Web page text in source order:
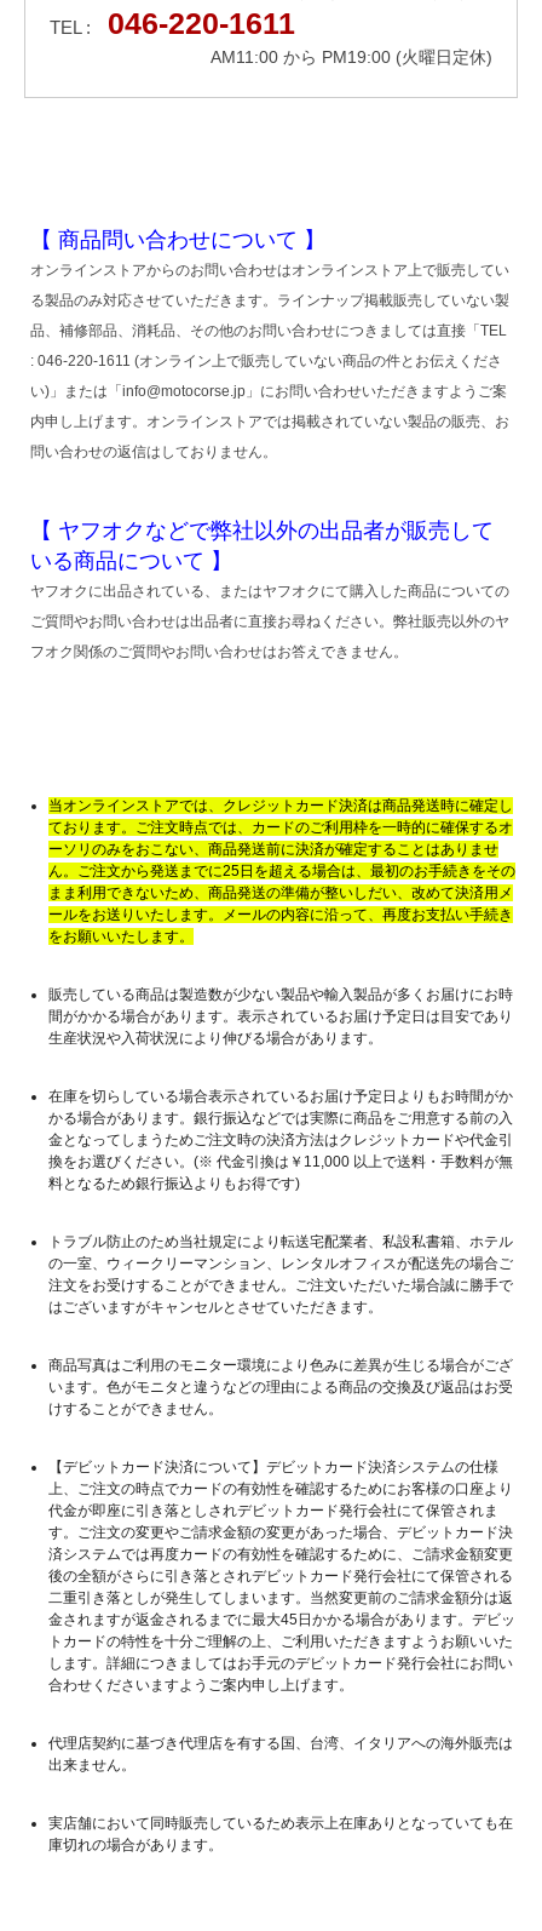
TEL : 046-220-1611
AM11:00 から PM19:00 (火曜日定休)
【 商品問い合わせについて 】
オンラインストアからのお問い合わせはオンラインストア上で販売してい
る製品のみ対応させていただきます。ラインナップ掲載販売していない製
品、補修部品、消耗品、その他のお問い合わせにつきましては直接「TEL
: 046-220-1611 (オンライン上で販売していない商品の件とお伝えくださ
い)」または「info@motocorse.jp」にお問い合わせいただきますようご案
内申し上げます。オンラインストアでは掲載されていない製品の販売、お
問い合わせの返信はしておりません。
【 ヤフオクなどで弊社以外の出品者が販売して
いる商品について 】
ヤフオクに出品されている、またはヤフオクにて購入した商品についての
ご質問やお問い合わせは出品者に直接お尋ねください。弊社販売以外のヤ
フオク関係のご質問やお問い合わせはお答えできません。
当オンラインストアでは、クレジットカード決済は商品発送時に確定し
ております。ご注文時点では、カードのご利用枠を一時的に確保するオ
ーソリのみをおこない、商品発送前に決済が確定することはありませ
ん。ご注文から発送までに25日を超える場合は、最初のお手続きをその
まま利用できないため、商品発送の準備が整いしだい、改めて決済用メ
ールをお送りいたします。メールの内容に沿って、再度お支払い手続き
をお願いいたします。
販売している商品は製造数が少ない製品や輸入製品が多くお届けにお時
間がかかる場合があります。表示されているお届け予定日は目安であり
生産状況や入荷状況により伸びる場合があります。
在庫を切らしている場合表示されているお届け予定日よりもお時間がか
かる場合があります。銀行振込などでは実際に商品をご用意する前の入
金となってしまうためご注文時の決済方法はクレジットカードや代金引
換をお選びください。(※ 代金引換は￥11,000 以上で送料・手数料が無
料となるため銀行振込よりもお得です)
トラブル防止のため当社規定により転送宅配業者、私設私書箱、ホテル
の一室、ウィークリーマンション、レンタルオフィスが配送先の場合ご
注文をお受けすることができません。ご注文いただいた場合誠に勝手で
はございますがキャンセルとさせていただきます。
商品写真はご利用のモニター環境により色みに差異が生じる場合がござ
います。色がモニタと違うなどの理由による商品の交換及び返品はお受
けすることができません。
【デビットカード決済について】デビットカード決済システムの仕様
上、ご注文の時点でカードの有効性を確認するためにお客様の口座より
代金が即座に引き落としされデビットカード発行会社にて保管されま
す。ご注文の変更やご請求金額の変更があった場合、デビットカード決
済システムでは再度カードの有効性を確認するために、ご請求金額変更
後の全額がさらに引き落とされデビットカード発行会社にて保管される
二重引き落としが発生してしまいます。当然変更前のご請求金額分は返
金されますが返金されるまでに最大45日かかる場合があります。デビッ
トカードの特性を十分ご理解の上、ご利用いただきますようお願いいた
します。詳細につきましてはお手元のデビットカード発行会社にお問い
合わせくださいますようご案内申し上げます。
代理店契約に基づき代理店を有する国、台湾、イタリアへの海外販売は
出来ません。
実店舗において同時販売しているため表示上在庫ありとなっていても在
庫切れの場合があります。